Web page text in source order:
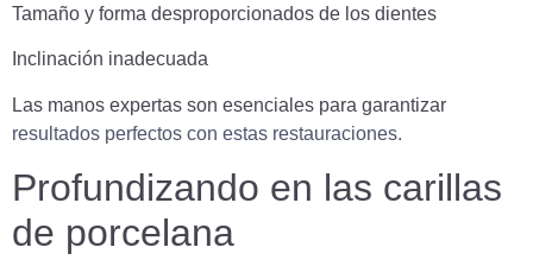
Tamaño y forma desproporcionados de los dientes
Inclinación inadecuada
Las manos expertas son esenciales para garantizar
resultados perfectos con estas restauraciones.
Profundizando en las carillas
de porcelana